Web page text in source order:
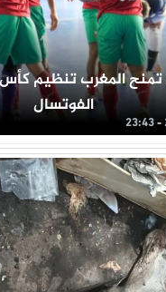
تمنح المغرب تنظيم
الفوتسال